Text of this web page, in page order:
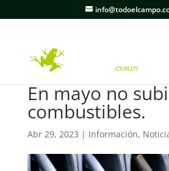
En mayo no
combustibles.
Abr 29, 2023 | Información,